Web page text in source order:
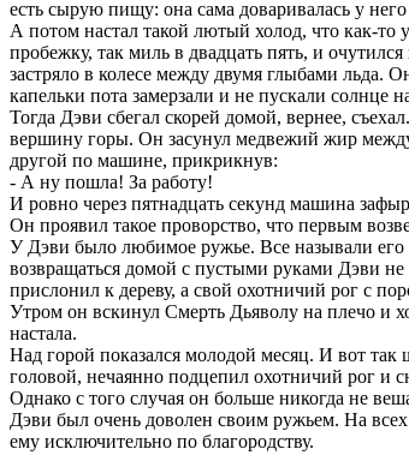
есть сырую пищу: она сама доваривалась у
А потом настал такой лютый холод, что как-то
пробежку, так миль в двадцать пять, и
застряло в колесе между двумя глыбами льда.
капельки пота замерзали и не пускали солнце
Тогда Дэви сбегал скорей домой, вернее,
вершину горы. Он засунул медвежий жир между
другой по машине, прикрикнув:
- А ну пошла! За работу!
И ровно через пятнадцать секунд машина
Он проявил такое проворство, что первым
У Дэви было любимое ружье. Все называли его
возвращаться домой с пустыми руками Дэви не
прислонил к дереву, а свой охотничий рог с
Утром он вскинул Смерть Дьяволу на плечо и
настала.
Над горой показался молодой месяц. И вот
головой, нечаянно подцепил охотничий рог и
Однако с того случая он больше никогда не
Дэви был очень доволен своим ружьем. На
ему исключительно по благородству.